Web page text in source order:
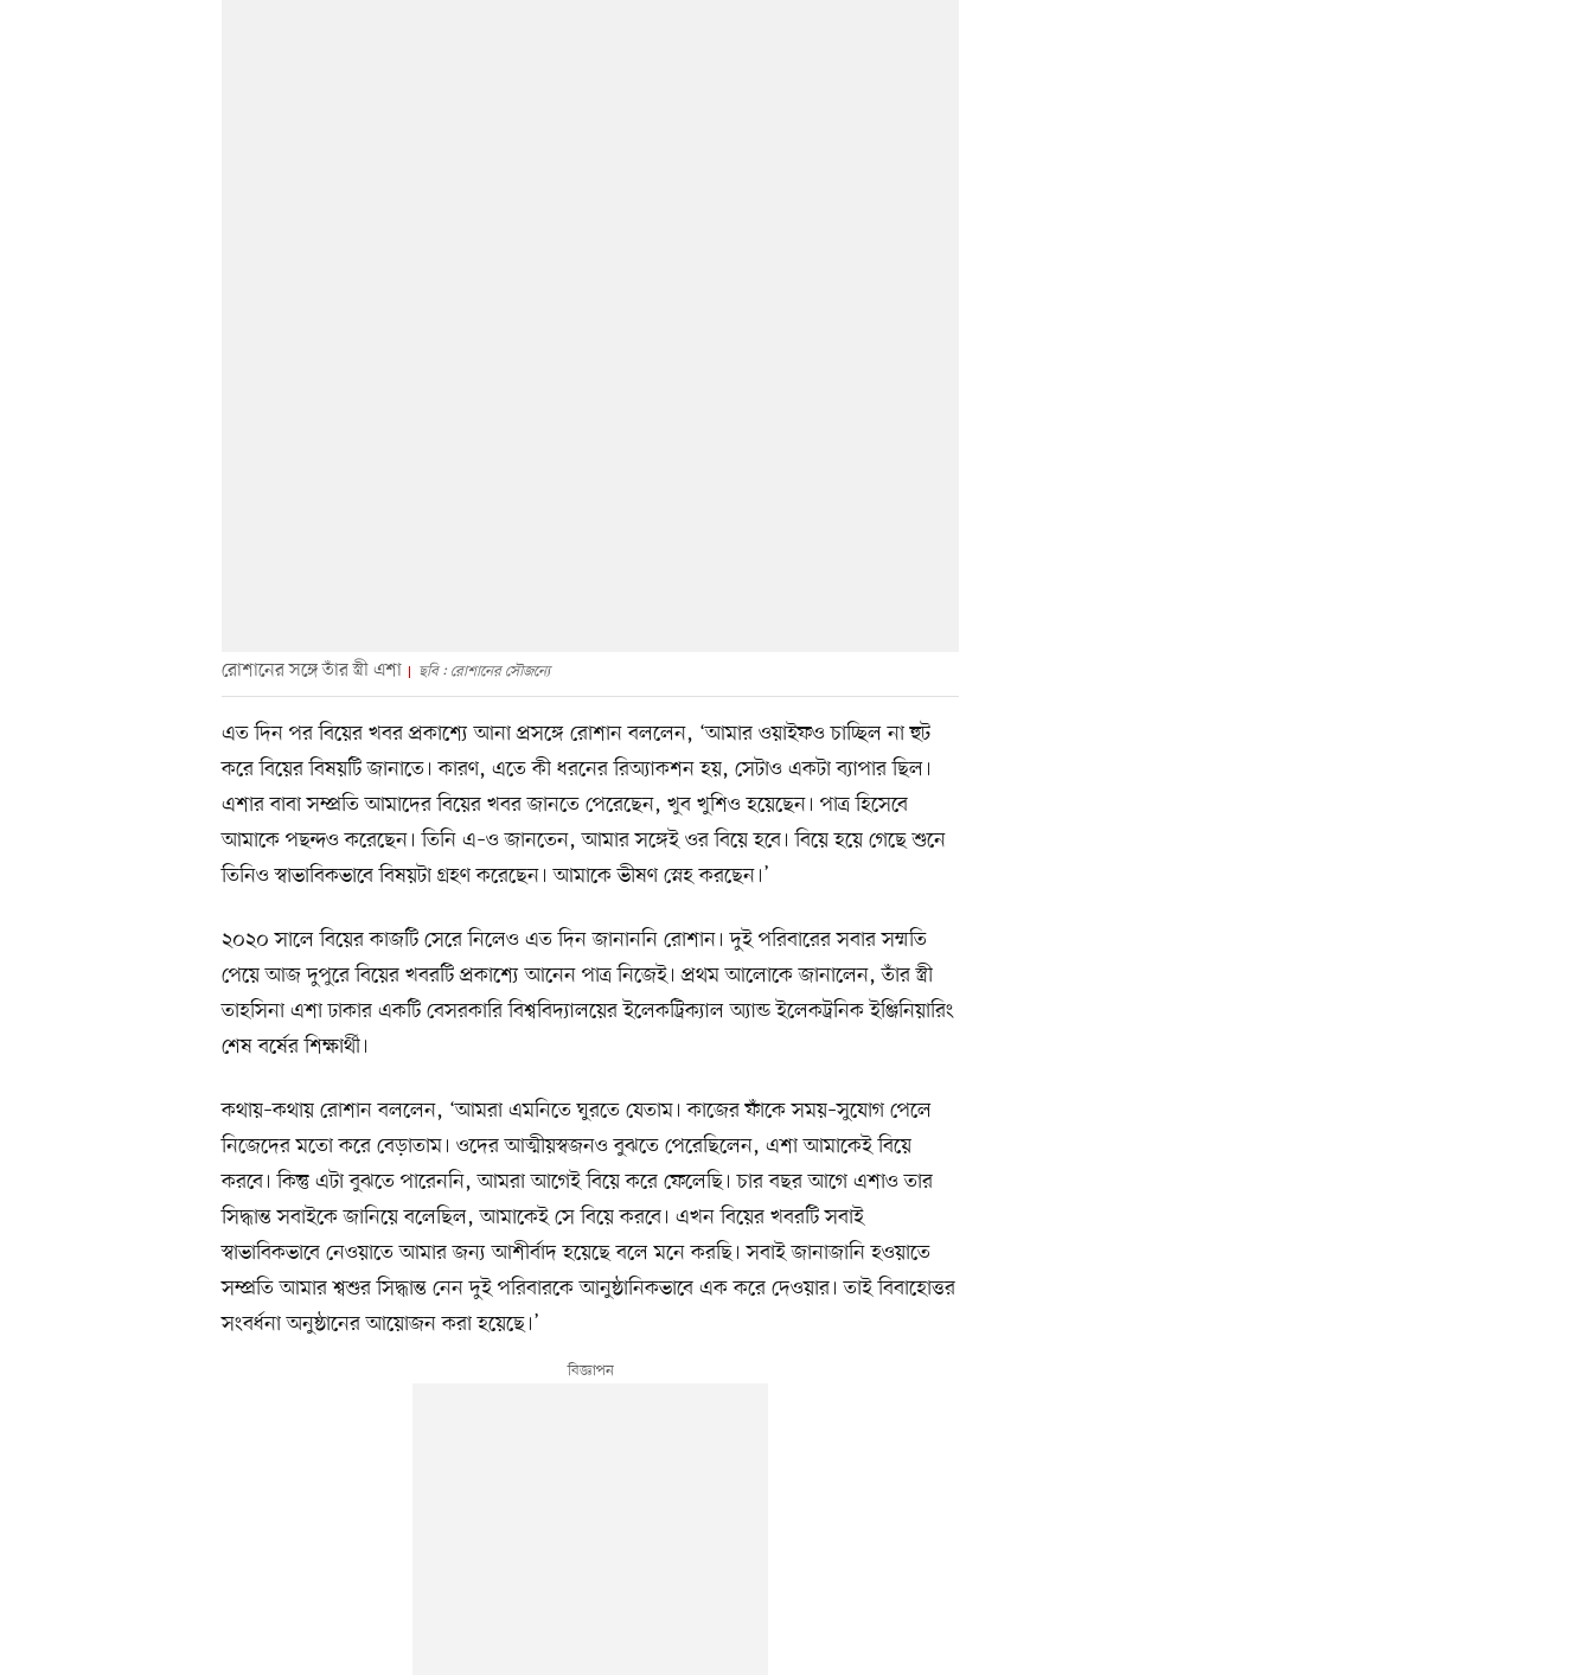
রোশানের সঙ্গে তাঁর স্ত্রী এশা ছবি : রোশানের সৌজন্যে
এত দিন পর বিয়ের খবর প্রকাশ্যে আনা প্রসঙ্গে রোশান বললেন, ‘আমার ওয়াইফও চাচ্ছিল না হুট
করে বিয়ের বিষয়টি জানাতে। কারণ, এতে কী ধরনের রিঅ্যাকশন হয়, সেটাও একটা ব্যাপার ছিল।
এশার বাবা সম্প্রতি আমাদের বিয়ের খবর জানতে পেরেছেন, খুব খুশিও হয়েছেন। পাত্র হিসেবে
আমাকে পছন্দও করেছেন। তিনি এ–ও জানতেন, আমার সঙ্গেই ওর বিয়ে হবে। বিয়ে হয়ে গেছে শুনে
তিনিও স্বাভাবিকভাবে বিষয়টা গ্রহণ করেছেন। আমাকে ভীষণ স্নেহ করছেন।’
২০২০ সালে বিয়ের কাজটি সেরে নিলেও এত দিন জানাননি রোশান। দুই পরিবারের সবার সম্মতি
পেয়ে আজ দুপুরে বিয়ের খবরটি প্রকাশ্যে আনেন পাত্র নিজেই। প্রথম আলোকে জানালেন, তাঁর স্ত্রী
তাহসিনা এশা ঢাকার একটি বেসরকারি বিশ্ববিদ্যালয়ের ইলেকট্রিক্যাল অ্যান্ড ইলেকট্রনিক ইঞ্জিনিয়ারিং
শেষ বর্ষের শিক্ষার্থী।
কথায়–কথায় রোশান বললেন, ‘আমরা এমনিতে ঘুরতে যেতাম। কাজের ফাঁকে সময়–সুযোগ পেলে
নিজেদের মতো করে বেড়াতাম। ওদের আত্মীয়স্বজনও বুঝতে পেরেছিলেন, এশা আমাকেই বিয়ে
করবে। কিন্তু এটা বুঝতে পারেননি, আমরা আগেই বিয়ে করে ফেলেছি। চার বছর আগে এশাও তার
সিদ্ধান্ত সবাইকে জানিয়ে বলেছিল, আমাকেই সে বিয়ে করবে। এখন বিয়ের খবরটি সবাই
স্বাভাবিকভাবে নেওয়াতে আমার জন্য আশীর্বাদ হয়েছে বলে মনে করছি। সবাই জানাজানি হওয়াতে
সম্প্রতি আমার শ্বশুর সিদ্ধান্ত নেন দুই পরিবারকে আনুষ্ঠানিকভাবে এক করে দেওয়ার। তাই বিবাহোত্তর
সংবর্ধনা অনুষ্ঠানের আয়োজন করা হয়েছে।’